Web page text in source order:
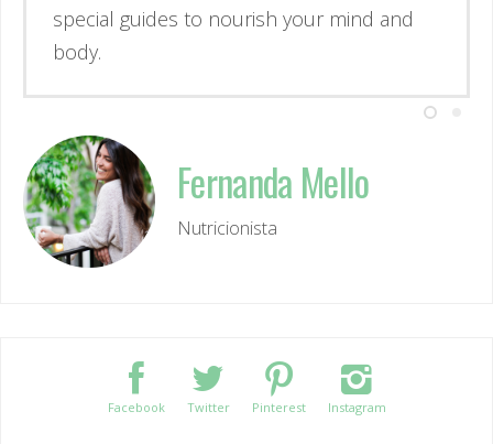
special guides to nourish your mind and
body.
Fernanda Mello
Nutricionista
Facebook Twitter Pinterest Instagram